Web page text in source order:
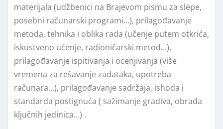
materijala (udžbenici na Brajevom pismu za slepe,
posebni računarski programi…), prilagođavanje
metoda, tehnika i oblika rada (učenje putem otkrića,
iskustveno učenje, radioničarski metod…),
prilagođavanje ispitivanja i ocenjivanja (više
vremena za rešavanje zadataka, upotreba
računara…), prilagođavanje sadržaja, ishoda i
standarda postignuća ( sažimanje gradiva, obrada
klјučnih jedinica…) .